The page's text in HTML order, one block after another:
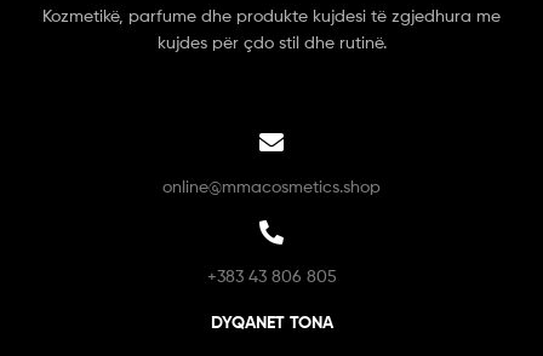
Kozmetikë, parfume dhe produkte kujdesi të zgjedhura me
kujdes për çdo stil dhe rutinë.
online@mmacosmetics.shop
+383 43 806 805
DYQANET TONA